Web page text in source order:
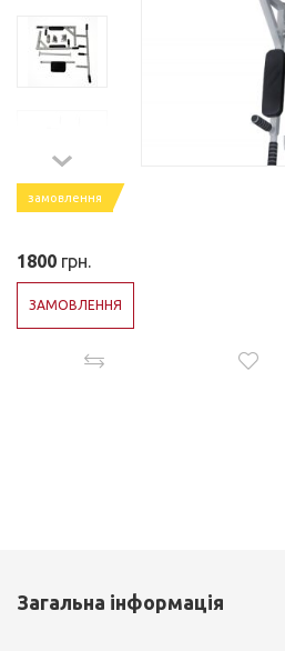
замовлення
1800 грн.
ЗАМОВЛЕННЯ
Загальна інформація